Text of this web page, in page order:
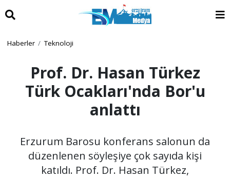
Haberler Teknoloji
Prof. Dr. Hasan Türkez
Türk Ocakları'nda Bor'u
anlattı
Erzurum Barosu konferans salonun da
düzenlenen söyleşiye çok sayıda kişi
katıldı. Prof. Dr. Hasan Türkez,